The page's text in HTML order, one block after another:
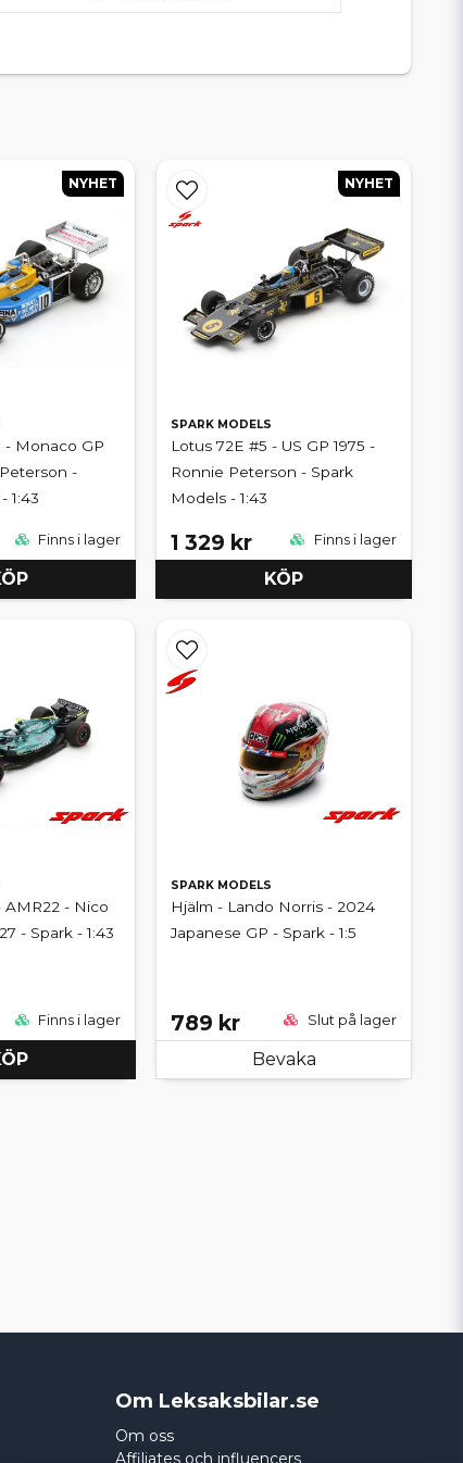
- Monaco GP
-
1:43
Finns i lager
NYHET
SPARK MODELS
Lotus 72E #5 - US GP 1975 -
Ronnie Peterson - Spark
Models - 1:43
1 329 kr Finns i lager
KÖP
NYHET
- Nico
- Spark - 1:43
Finns i lager
SPARK MODELS
Hjälm - Lando Norris - 2024
Japanese GP - Spark - 1:5
789 kr Slut på lager
Bevaka
Om Leksaksbilar.se
Om oss
Affiliates och influencers